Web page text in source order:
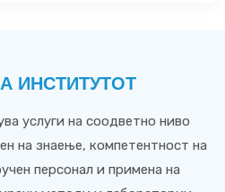
ИНСТИТУТОТ
услуги на соодветно ниво
на знаење, компетентност на
персонал и примена на